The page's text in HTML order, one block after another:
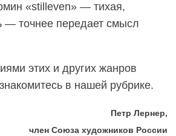
«stilleven» — тихая,
— точнее передает смысл
этих и других жанров
в нашей рубрике.
Петр Лернер,
член Союза художников России